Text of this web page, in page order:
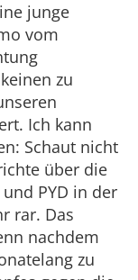
junge
vom
zu
Ich kann
Schaut nicht
über die
PYD in der
rar. Das
nachdem
zu